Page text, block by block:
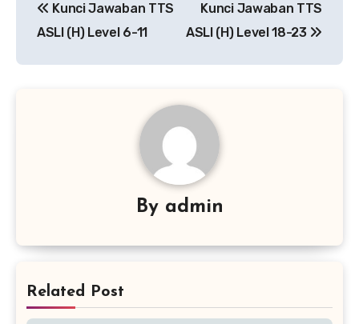
pos
Kunci Jawaban TTS
ASLI (H) Level 6-11
Kunci Jawaban TTS
ASLI (H) Level 18-23
By admin
Related Post